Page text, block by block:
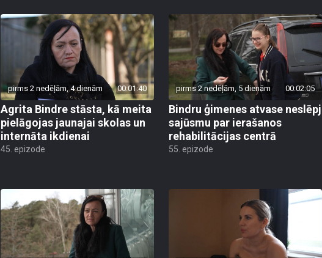
pirms 2 nedēļām, 4 dienām 00:01:40
Agrita Bindre stāsta, kā meita
pielāgojas jaunajai skolas un
internāta ikdienai
45. epizode
pirms 2 nedēļām, 5 dienām 00:02:05
Bindru ģimenes atvase neslēpj
sajūsmu par ierašanos
rehabilitācijas centrā
55. epizode